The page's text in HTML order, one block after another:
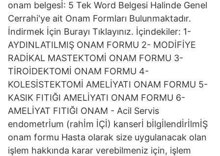
onam belgesİ: 5 Tek Word Belgesi Halinde Genel
Cerrahi'ye ait Onam Formları Bulunmaktadır.
İndirmek İçin Burayı Tıklayınız. İçindekiler: 1-
AYDINLATILMIŞ ONAM FORMU 2- MODİFİYE
RADİKAL MASTEKTOMİ ONAM FORMU 3-
TİROİDEKTOMİ ONAM FORMU 4-
KOLESİSTEKTOMİ AMELİYATI ONAM FORMU 5-
KASIK FITIĞI AMELİYATI ONAM FORMU 6-
AMELİYAT FITIĞI ONAM - Acil Servis
endometrİum (rahİm İÇİ) kanserİ bİlgİlendİrİlmİŞ
onam formu Hasta olarak size uygulanacak olan
işlem hakkında karar verebilmeniz için, işlem